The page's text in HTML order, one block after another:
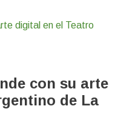
con su arte
de La